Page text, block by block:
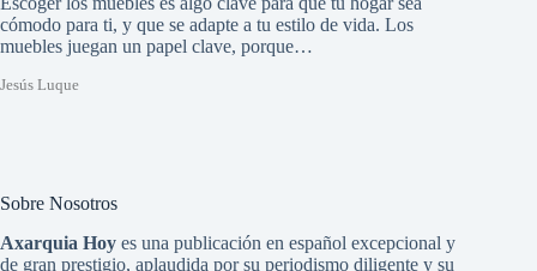
cómodo para ti, y que se adapte a tu estilo de vida. Los
muebles juegan un papel clave, porque…
Jesús Luque
Sobre Nosotros
Axarquia Hoy es una publicación en español excepcional y
de gran prestigio, aplaudida por su periodismo diligente y su